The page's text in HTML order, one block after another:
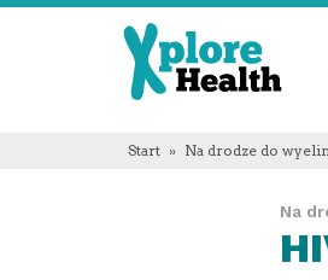
Xplore
Health
o
Start » Na drodze do
Na